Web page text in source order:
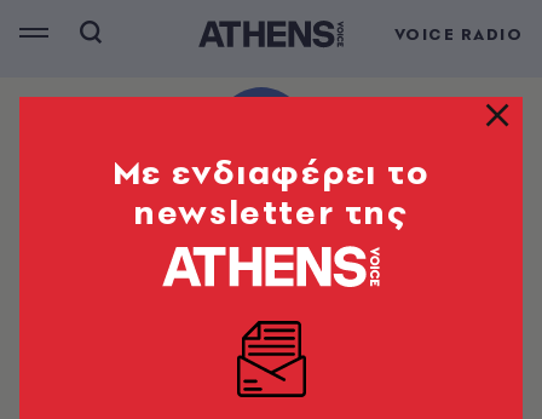
VOICE RADIO
Mε ενδιαφέρει το
newsletter της